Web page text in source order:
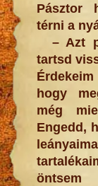
Pásztor
térni a
– Azt
tartsd
hogy
még
Engedd,